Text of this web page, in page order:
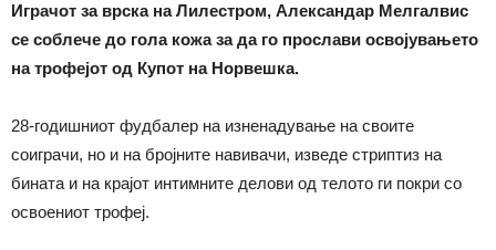
Играчот за врска на Лилестром, Александар Мелгалвис
се соблече до гола кожа за да го прослави освојувањето
на трофејот од Купот на Норвешка.
28-годишниот фудбалер на изненадување на своите
соиграчи, но и на бројните навивачи, изведе стриптиз на
бината и на крајот интимните делови од телото ги покри со
освоениот трофеј.